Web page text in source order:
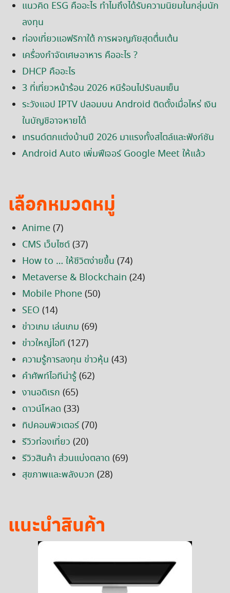
แนวคิด ESG คืออะไร ทำไมถึงได้รับความนิยมในกลุ่มนัก
ลงทุน
ท่องเที่ยวแอฟริกาใต้ การผจญภัยสุดตื่นเต้น
เครื่องกำจัดเศษอาหาร คืออะไร ?
DHCP คืออะไร
3 ที่เที่ยวหน้าร้อน 2026 หนีร้อนไปรับลมเย็น
ระวังแอป IPTV ปลอมบน Android ติดตั้งเมื่อไหร่ เงิน
ในบัญชีอาจหายได้
เทรนด์ตกแต่งบ้านปี 2026 มาแรงทั้งสไตล์และฟังก์ชัน
Android Auto เพิ่มฟีเจอร์ Google Meet ให้แล้ว
เลือกหมวดหมู่
Anime(7)
CMS เว็บไซต์(37)
How to … ให้ชีวิตง่ายขึ้น (74)
Metaverse & Blockchain (24)
Mobile Phone(50)
SEO (14)
ข่าวเกม เล่นเกม (69)
ข่าวใหญ่ไอที (127)
ความรู้การลงทุน ข่าวหุ้น (43)
คำศัพท์ไอทีน่ารู้(62)
งานอดิเรก (65)
ดาวน์โหลด (33)
ทิปคอมพิวเตอร์(70)
รีวิวท่องเที่ยว (20)
รีวิวสินค้า ส่วนแบ่งตลาด (69)
สุขภาพและพลังบวก (28)
แนะนำสินค้า